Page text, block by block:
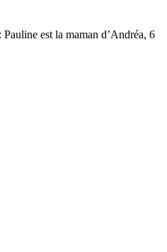
est la maman d’Andréa, 6